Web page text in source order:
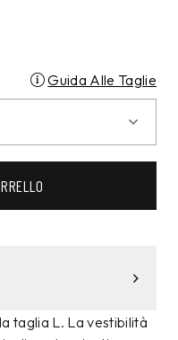
Guida Alle Taglie
taglia L. La vestibilità